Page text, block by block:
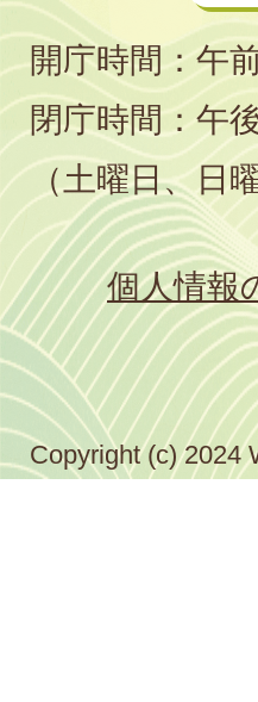
開庁時間：午
閉庁時間：午
（土曜日、日
個人情報
Copyright (c) 2024